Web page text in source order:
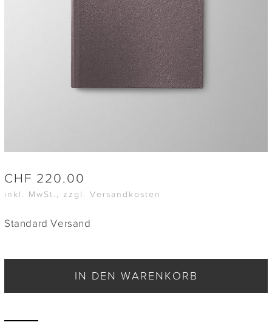
CHF 220.00
inkl. MwSt., zzgl. Versandkosten
Standard Versand
IN DEN WARENKORB